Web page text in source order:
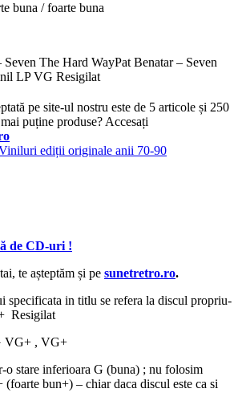
buna / foarte buna
Seven The Hard WayPat Benatar – Seven
LP VG Resigilat
pe site-ul nostru este de 5 articole și 250
puține produse? Accesați
ediții originale anii 70-90
de CD-uri !
te așteptăm și pe sunetretro.ro.
specificata in titlu se refera la discul propriu-
Resigilat
VG+ , VG+
stare inferioara G (buna) ; nu folosim
bun+) – chiar daca discul este ca si